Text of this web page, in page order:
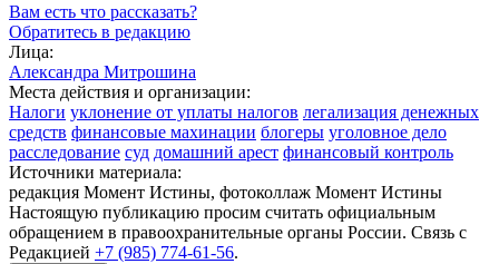
Вам есть что рассказать?
Обратитесь в редакцию
Лица:
Александра Митрошина
Места действия и организации:
Налоги уклонение от уплаты налогов легализация денежных
средств финансовые махинации блогеры уголовное дело
расследование суд домашний арест финансовый контроль
Источники материала:
редакция Момент Истины, фотоколлаж Момент Истины
Настоящую публикацию просим считать официальным
обращением в правоохранительные органы России. Связь с
Редакцией +7 (985) 774-61-56.